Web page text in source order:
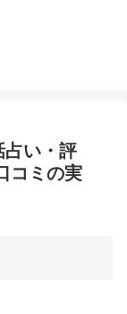
占い・評
コミの実